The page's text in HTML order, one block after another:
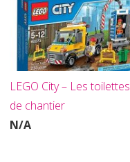
LEGO City – Les toilettes
de chantier
N/A